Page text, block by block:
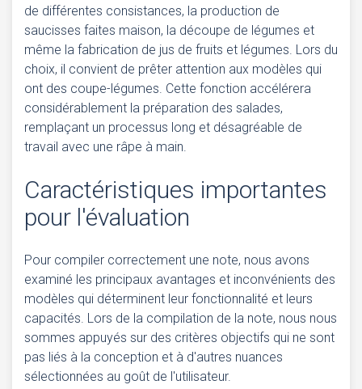
de différentes consistances, la production de
saucisses faites maison, la découpe de légumes et
même la fabrication de jus de fruits et légumes. Lors du
choix, il convient de prêter attention aux modèles qui
ont des coupe-légumes. Cette fonction accélérera
considérablement la préparation des salades,
remplaçant un processus long et désagréable de
travail avec une râpe à main.
Caractéristiques importantes
pour l'évaluation
Pour compiler correctement une note, nous avons
examiné les principaux avantages et inconvénients des
modèles qui déterminent leur fonctionnalité et leurs
capacités. Lors de la compilation de la note, nous nous
sommes appuyés sur des critères objectifs qui ne sont
pas liés à la conception et à d'autres nuances
sélectionnées au goût de l'utilisateur.